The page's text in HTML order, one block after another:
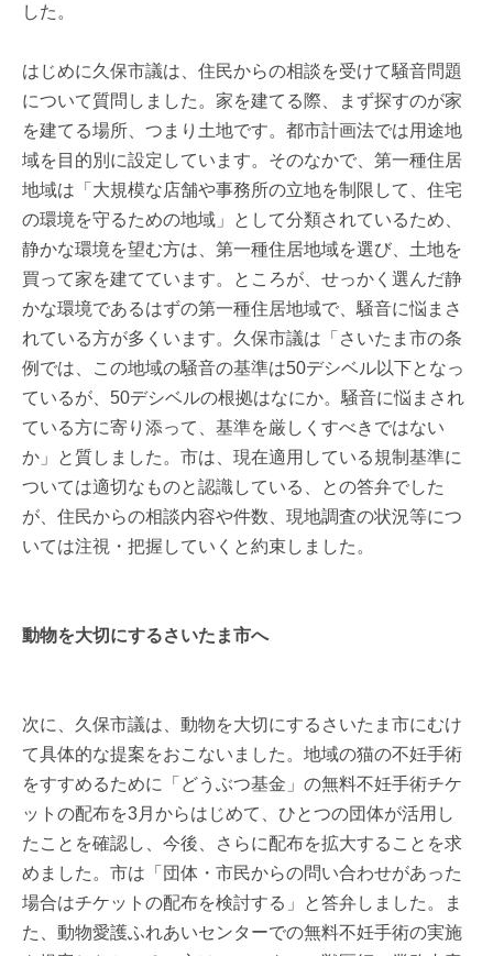
した。
はじめに久保市議は、住民からの相談を受けて騒音問題
について質問しました。家を建てる際、まず探すのが家
を建てる場所、つまり土地です。都市計画法では用途地
域を目的別に設定しています。そのなかで、第一種住居
地域は「大規模な店舗や事務所の立地を制限して、住宅
の環境を守るための地域」として分類されているため、
静かな環境を望む方は、第一種住居地域を選び、土地を
買って家を建てています。ところが、せっかく選んだ静
かな環境であるはずの第一種住居地域で、騒音に悩まさ
れている方が多くいます。久保市議は「さいたま市の条
例では、この地域の騒音の基準は50デシベル以下となっ
ているが、50デシベルの根拠はなにか。騒音に悩まされ
ている方に寄り添って、基準を厳しくすべきではない
か」と質しました。市は、現在適用している規制基準に
ついては適切なものと認識している、との答弁でした
が、住民からの相談内容や件数、現地調査の状況等につ
いては注視・把握していくと約束しました。
動物を大切にするさいたま市へ
次に、久保市議は、動物を大切にするさいたま市にむけ
て具体的な提案をおこないました。地域の猫の不妊手術
をすすめるために「どうぶつ基金」の無料不妊手術チケ
ットの配布を3月からはじめて、ひとつの団体が活用し
たことを確認し、今後、さらに配布を拡大することを求
めました。市は「団体・市民からの問い合わせがあった
場合はチケットの配布を検討する」と答弁しました。ま
た、動物愛護ふれあいセンターでの無料不妊手術の実施